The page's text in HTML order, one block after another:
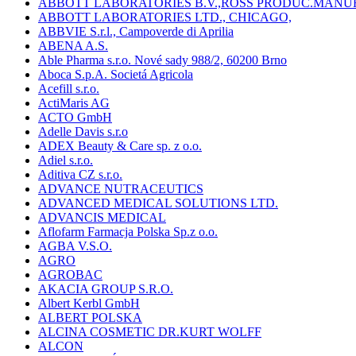
ABBOTT LABORATORIES B.V.,ROSS
ABBOTT LABORATORIES LTD., CHICAGO,
ABBVIE S.r.l., Campoverde di Aprilia
ABENA A.S.
Able Pharma s.r.o. Nové sady 988/2, 60200 Brno
Aboca S.p.A. Societá Agricola
Acefill s.r.o.
ActiMaris AG
ACTO GmbH
Adelle Davis s.r.o
ADEX Beauty & Care sp. z o.o.
Adiel s.r.o.
Aditiva CZ s.r.o.
ADVANCE NUTRACEUTICS
ADVANCED MEDICAL SOLUTIONS LTD.
ADVANCIS MEDICAL
Aflofarm Farmacja Polska Sp.z o.o.
AGBA V.S.O.
AGRO
AGROBAC
AKACIA GROUP S.R.O.
Albert Kerbl GmbH
ALBERT POLSKA
ALCINA COSMETIC DR.KURT WOLFF
ALCON